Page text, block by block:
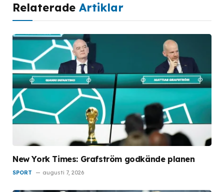
Relaterade Artiklar
New York Times: Grafström godkände planen
SPORT augusti 7, 2026